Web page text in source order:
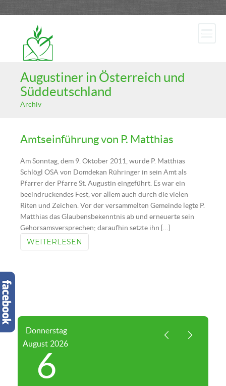
Augustiner in Österreich und
Süddeutschland
Archiv
Amtseinführung von P. Matthias
Am Sonntag, dem 9. Oktober 2011, wurde P. Matthias
Schlögl OSA von Domdekan Rühringer in sein Amt als
Pfarrer der Pfarre St. Augustin eingeführt. Es war ein
beeindruckendes Fest, vor allem auch durch die vielen
Riten und Zeichen. Vor der versammelten Gemeinde legte P.
Matthias das Glaubensbekenntnis ab und erneuerte sein
Gehorsamsversprechen; daraufhin setzte ihn […]
WEITERLESEN
Donnerstag
August 2026
6